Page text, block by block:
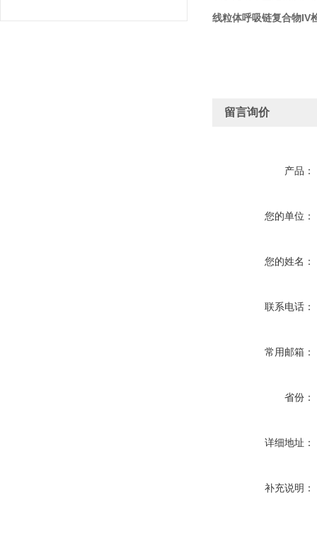
线粒体呼吸链复合物IV
留言询价
产品：
您的单位：
您的姓名：
联系电话：
常用邮箱：
省份：
详细地址：
补充说明：